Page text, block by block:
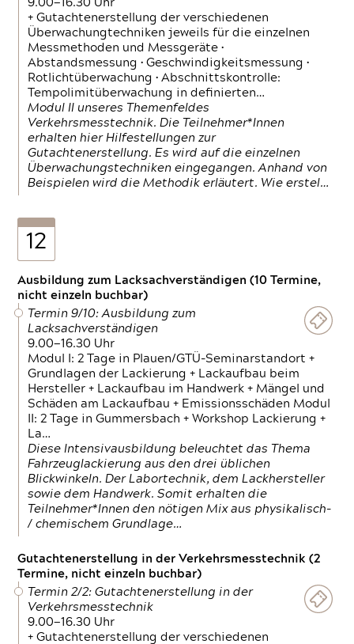
9.00—16.30 Uhr
+ Gutachtenerstellung der verschiedenen
Überwachungtechniken jeweils für die einzelnen
Messmethoden und Messgeräte •
Abstandsmessung • Geschwindigkeitsmessung •
Rotlichtüberwachung • Abschnittskontrolle:
Tempolimitüberwachung in definierten…
Modul II unseres Themenfeldes
Verkehrsmesstechnik. Die Teilnehmer*Innen
erhalten hier Hilfestellungen zur
Gutachtenerstellung. Es wird auf die einzelnen
Überwachungstechniken eingegangen. Anhand von
Beispielen wird die Methodik erläutert. Wie erstel…
12
Ausbildung zum Lacksachverständigen (10 Termine,
nicht einzeln buchbar)
Termin 9/10: Ausbildung zum
Lacksachverständigen
9.00—16.30 Uhr
Modul I: 2 Tage in Plauen/GTÜ-Seminarstandort +
Grundlagen der Lackierung + Lackaufbau beim
Hersteller + Lackaufbau im Handwerk + Mängel und
Schäden am Lackaufbau + Emissionsschäden Modul
II: 2 Tage in Gummersbach + Workshop Lackierung +
La…
Diese Intensivausbildung beleuchtet das Thema
Fahrzeuglackierung aus den drei üblichen
Blickwinkeln. Der Labortechnik, dem Lackhersteller
sowie dem Handwerk. Somit erhalten die
Teilnehmer*Innen den nötigen Mix aus physikalisch-
/ chemischem Grundlage…
Gutachtenerstellung in der Verkehrsmesstechnik (2
Termine, nicht einzeln buchbar)
Termin 2/2: Gutachtenerstellung in der
Verkehrsmesstechnik
9.00—16.30 Uhr
+ Gutachtenerstellung der verschiedenen